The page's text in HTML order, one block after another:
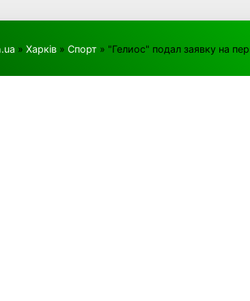
» Харків » Спорт » "Гелиос" подал заявку на